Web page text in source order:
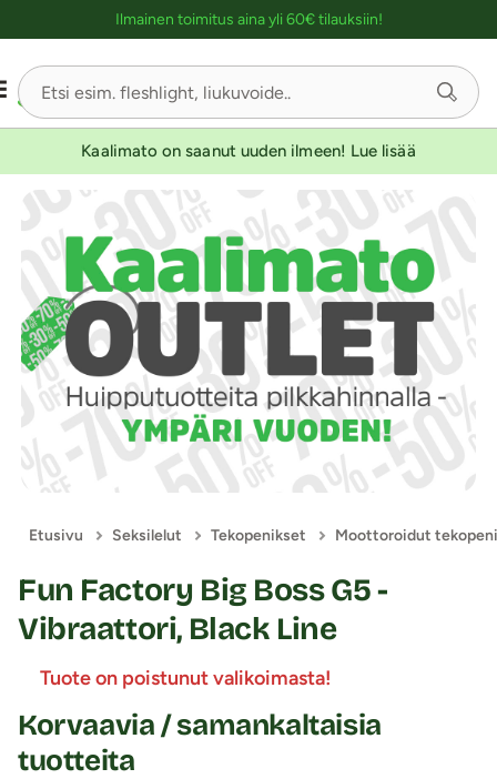
Ilmainen toimitus aina yli 60€ tilauksiin!
Kaalimato on saanut uuden ilmeen! Lue lisää
Etusivu Seksilelut Tekopenikset Moottoroidut
Fun Factory Big Boss G5 -
Vibraattori, Black Line
Tuote on poistunut valikoimasta!
Korvaavia / samankaltaisia
tuotteita